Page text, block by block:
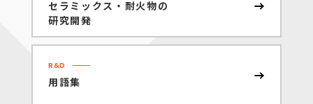
セラミックス・耐火物の
研究開発
R&D
用語集